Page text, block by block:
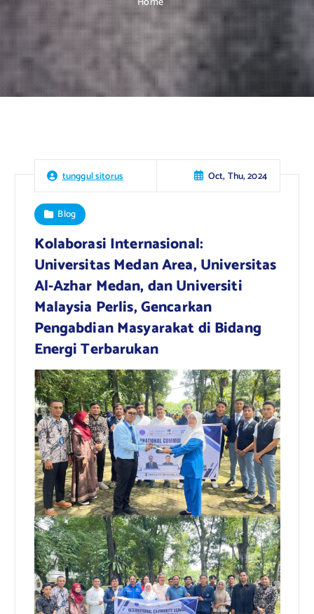
tunggul sitorus Oct, Thu, 2024
Blog
Kolaborasi Internasional:
Universitas Medan Area, Universitas
Al-Azhar Medan, dan Universiti
Malaysia Perlis, Gencarkan
Pengabdian Masyarakat di Bidang
Energi Terbarukan